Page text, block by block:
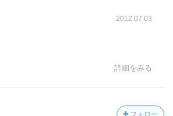
2012.07.03
詳細をみる
フォロー